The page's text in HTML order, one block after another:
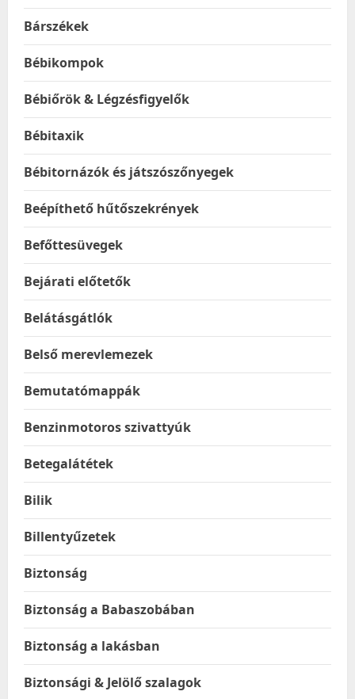
Bárszékek
Bébikompok
Bébiőrök & Légzésfigyelők
Bébitaxik
Bébitornázók és játszószőnyegek
Beépíthető hűtőszekrények
Befőttesüvegek
Bejárati előtetők
Belátásgátlók
Belső merevlemezek
Bemutatómappák
Benzinmotoros szivattyúk
Betegalátétek
Bilik
Billentyűzetek
Biztonság
Biztonság a Babaszobában
Biztonság a lakásban
Biztonsági & Jelölő szalagok